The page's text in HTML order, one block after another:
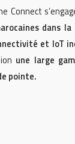
Connect
dans
et IoT
une large
pointe.